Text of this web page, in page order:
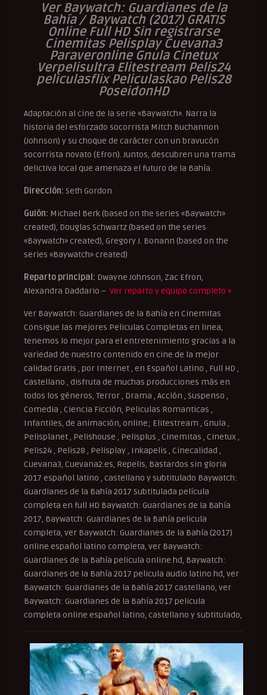
Ver Baywatch: Guardianes de la
Bahía / Baywatch (2017) GRATIS
Online Full HD Sin registrarse
Cinemitas Pelisplay Cuevana3
Paraveronline Gnula Cinetux
Verpelisultra Elitestream Pelis24
peliculasflix Peliculaskao Pelis28
PoseidonHD
Adaptación al cine de la serie «Baywatch». Narra la
historia del esforzado socorrista Mitch Buchannon
(Johnson) y su choque de carácter con un bravucón
socorrista novato (Efron). Juntos, descubren una trama
delictiva local que amenaza el futuro de la Bahía.
Dirección: Seth Gordon
Guión: Michael Berk (based on the series «Baywatch»
created), Douglas Schwartz (based on the series
«Baywatch» created), Gregory J. Bonann (based on the
series «Baywatch» created)
Reparto principal: Dwayne Johnson, Zac Efron,
Alexandra Daddario – Ver reparto y equipo completo »
Ver Baywatch: Guardianes de la Bahía en Cinemitas
Consigue las mejores Peliculas Completas en linea,
tenemos lo mejor para el entretenimiento gracias a la
variedad de nuestro contenido en cine de la mejor
calidad Gratis , por Internet , en Español Latino , Full HD ,
Castellano , disfruta de muchas producciones más en
todos los géneros, Terror , Drama , Acción , Suspenso ,
Comedia , Ciencia Ficción, Peliculas Romanticas ,
Infantiles, de animación, online; Elitestream , Gnula ,
Pelisplanet , Pelishouse , Pelisplus , Cinemitas , Cinetux ,
Pelis24 , Pelis28 , Pelisplay , Inkapelis , Cinecalidad ,
Cuevana3, Cuevana2.es, Repelis, Bastardos sin gloria
2017 español latino , castellano y subtitulado Baywatch:
Guardianes de la Bahía 2017 Subtitulada película
completa en full HD Baywatch: Guardianes de la Bahía
2017, Baywatch: Guardianes de la Bahía pelicula
completa, ver Baywatch: Guardianes de la Bahía (2017)
online español latino completa, ver Baywatch:
Guardianes de la Bahía pelicula online hd, Baywatch:
Guardianes de la Bahía 2017 pelicula audio latino hd, ver
Baywatch: Guardianes de la Bahía 2017 castellano, ver
Baywatch: Guardianes de la Bahía 2017 pelicula
completa online español latino, castellano y subtitulado,